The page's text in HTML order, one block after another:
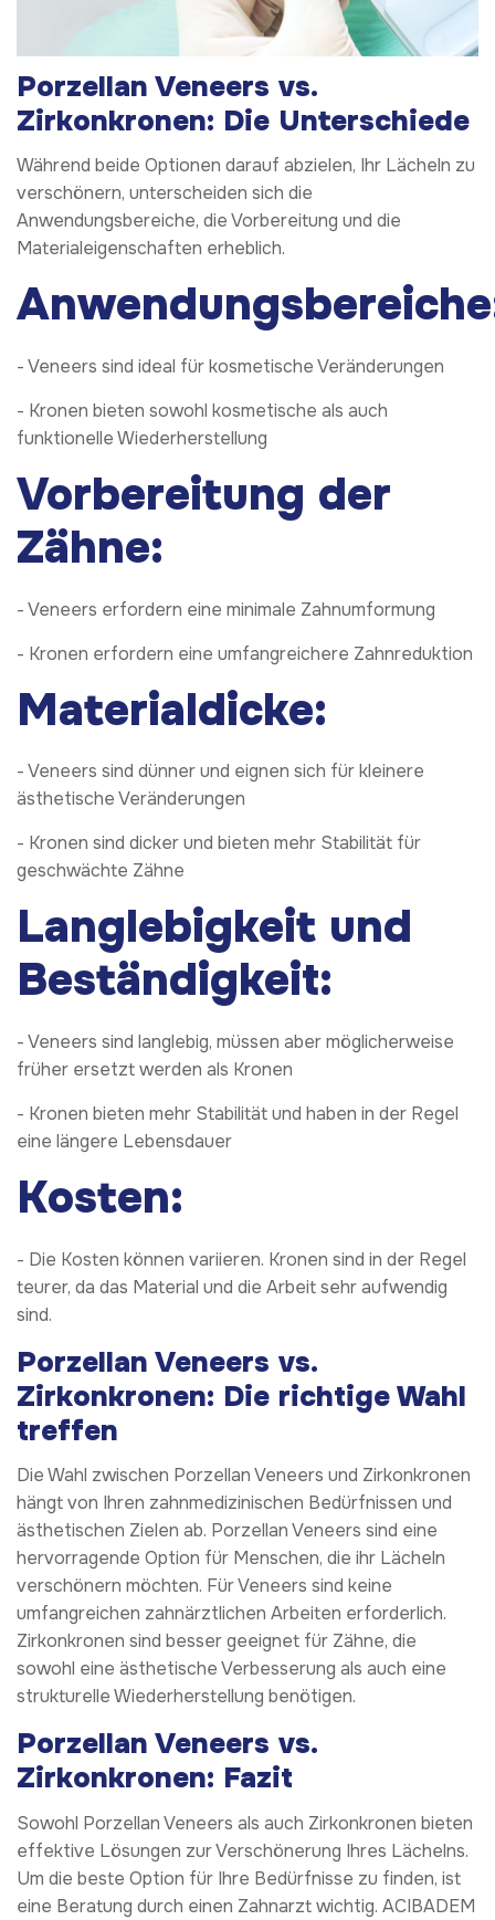
Porzellan Veneers vs.
Zirkonkronen: Die Unterschiede
Während beide Optionen darauf abzielen, Ihr Lächeln zu
verschönern, unterscheiden sich die
Anwendungsbereiche, die Vorbereitung und die
Materialeigenschaften erheblich.
- Veneers sind ideal für kosmetische Veränderungen
- Kronen bieten sowohl kosmetische als auch
funktionelle Wiederherstellung
Vorbereitung der
Zähne:
- Veneers erfordern eine minimale Zahnumformung
- Kronen erfordern eine umfangreichere Zahnreduktion
Materialdicke:
- Veneers sind dünner und eignen sich für kleinere
ästhetische Veränderungen
- Kronen sind dicker und bieten mehr Stabilität für
geschwächte Zähne
Langlebigkeit und
Beständigkeit:
- Veneers sind langlebig, müssen aber möglicherweise
früher ersetzt werden als Kronen
- Kronen bieten mehr Stabilität und haben in der Regel
eine längere Lebensdauer
Kosten:
- Die Kosten können variieren. Kronen sind in der Regel
teurer, da das Material und die Arbeit sehr aufwendig
sind.
Porzellan Veneers vs.
Zirkonkronen: Die richtige Wahl
treffen
Die Wahl zwischen Porzellan Veneers und Zirkonkronen
hängt von Ihren zahnmedizinischen Bedürfnissen und
ästhetischen Zielen ab. Porzellan Veneers sind eine
hervorragende Option für Menschen, die ihr Lächeln
verschönern möchten. Für Veneers sind keine
umfangreichen zahnärztlichen Arbeiten erforderlich.
Zirkonkronen sind besser geeignet für Zähne, die
sowohl eine ästhetische Verbesserung als auch eine
strukturelle Wiederherstellung benötigen.
Porzellan Veneers vs.
Zirkonkronen: Fazit
Sowohl Porzellan Veneers als auch Zirkonkronen bieten
effektive Lösungen zur Verschönerung Ihres Lächelns.
Um die beste Option für Ihre Bedürfnisse zu finden, ist
eine Beratung durch einen Zahnarzt wichtig. ACIBADEM